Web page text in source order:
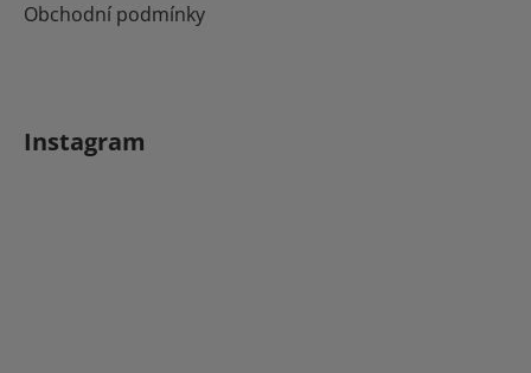
Obchodní podmínky
Instagram